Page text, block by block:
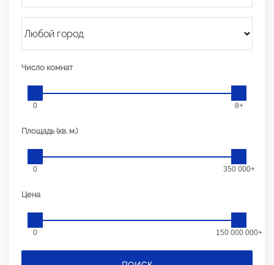
Число комнат
0 8+
Площадь (кв. м.)
0 350 000+
Цена
0 150 000 000+